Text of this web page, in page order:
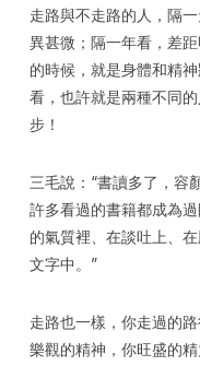
走路與不走路的人，隔
異甚微；隔一年看，差
的時候，就是身體和精
看，也許就是兩種不同
步！
三毛說：“書讀多了，容
許多看過的書籍都成為
的氣質裡、在談吐上、
文字中。”
走路也一樣，你走過的
樂觀的精神，你旺盛的